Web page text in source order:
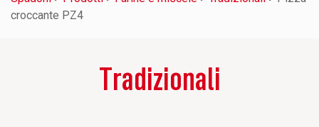
croccante PZ4
Tradizionali